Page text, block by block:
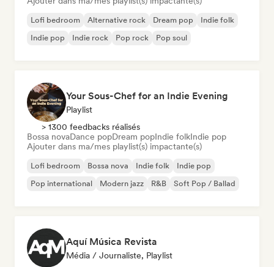
Lofi bedroom Alternative rock Dream pop
Indie folk
Indie pop
Indie rock Pop rock Pop soul
Your Sous-Chef for an Indie Evening
Playlist
> 1300 feedbacks réalisés
Bossa novaDance popDream popIndie folkIndie pop
Ajouter dans ma/mes playlist(s) impactante(s)
Lofi bedroom Bossa nova Indie folk
Indie pop
Pop international
Modern jazz R&B Soft Pop / Ballad
Aquí Música Revista
Média / Journaliste, Playlist